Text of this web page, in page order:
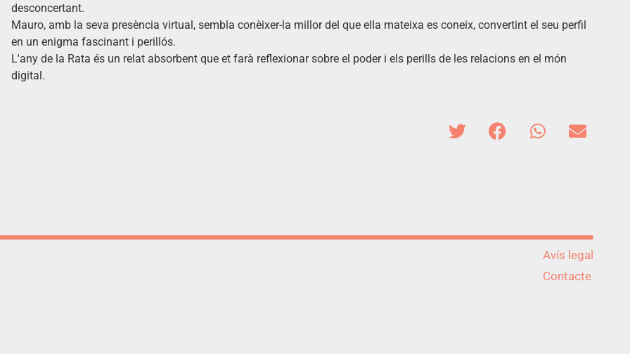
desconcertant.
Mauro, amb la seva presència virtual, sembla conèixer-la millor del que ella mateixa es coneix, convertint el seu perfil
en un enigma fascinant i perillós.
L'any de la Rata és un relat absorbent que et farà reflexionar sobre el poder i els perills de les relacions en el món
digital.
Avís legal
Contacte